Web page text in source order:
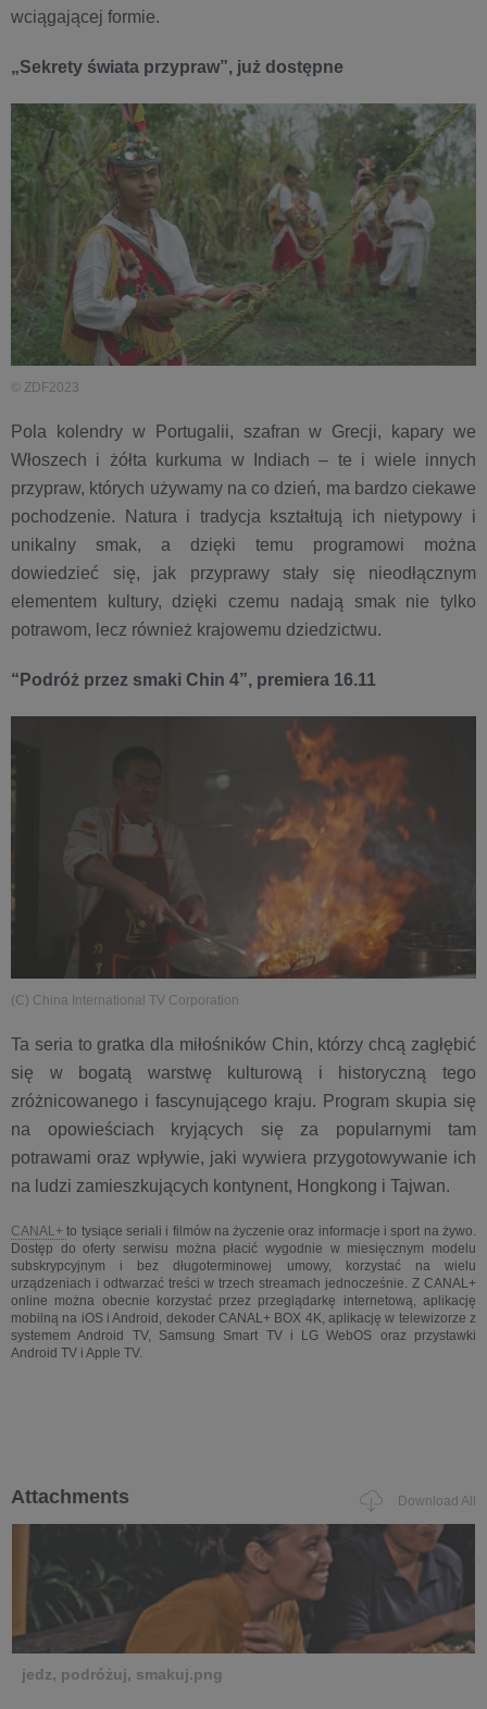
wciągającej formie.
„Sekrety świata przypraw”, już dostępne
© ZDF2023
Pola kolendry w Portugalii, szafran w Grecji, kapary we
Włoszech i żółta kurkuma w Indiach – te i wiele innych
przypraw, których używamy na co dzień, ma bardzo ciekawe
pochodzenie. Natura i tradycja kształtują ich nietypowy i
unikalny smak, a dzięki temu programowi można
dowiedzieć się, jak przyprawy stały się nieodłącznym
elementem kultury, dzięki czemu nadają smak nie tylko
potrawom, lecz również krajowemu dziedzictwu.
“Podróż przez smaki Chin 4”, premiera 16.11
(C) China International TV Corporation
Ta seria to gratka dla miłośników Chin, którzy chcą zagłębić
się w bogatą warstwę kulturową i historyczną tego
zróżnicowanego i fascynującego kraju. Program skupia się
na opowieściach kryjących się za popularnymi tam
potrawami oraz wpływie, jaki wywiera przygotowywanie ich
na ludzi zamieszkujących kontynent, Hongkong i Tajwan.
CANAL+to tysiące seriali i filmów na życzenie oraz informacje i sport na żywo.
Dostęp do oferty serwisu można płacić wygodnie w miesięcznym modelu
subskrypcyjnym i bez długoterminowej umowy, korzystać na wielu
urządzeniach i odtwarzać treści w trzech streamach jednocześnie. Z CANAL+
online można obecnie korzystać przez przeglądarkę internetową, aplikację
mobilną na iOS i Android, dekoder CANAL+ BOX 4K, aplikację w telewizorze z
systemem Android TV, Samsung Smart TV i LG WebOS oraz przystawki
Android TV i Apple TV.
Attachments Download All
jedz, podróżuj, smakuj.png